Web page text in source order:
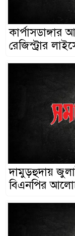
রেজিস্ট্রার
দামুড়হুদায়
বিএনপির